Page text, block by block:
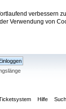
verbessern
Verwendung von
Hilfe